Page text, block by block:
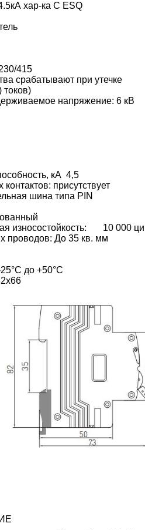
хар-ка С ESQ
415
срабатывают при утечке
напряжение: 6 кВ
кA 4,5
присутствует
шина типа PIN
износостойкость:
10 000
проводов: До 35 кв. мм
до +50°C